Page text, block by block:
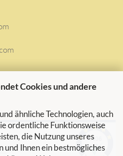
Cookies und andere
ähnliche Technologien, auch
ordentliche Funktionsweise
die Nutzung unseres
und Ihnen ein bestmögliches